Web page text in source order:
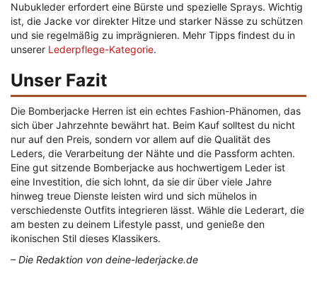
Nubukleder erfordert eine Bürste und spezielle Sprays. Wichtig
ist, die Jacke vor direkter Hitze und starker Nässe zu schützen
und sie regelmäßig zu imprägnieren. Mehr Tipps findest du in
unserer Lederpflege-Kategorie.
Unser Fazit
Die Bomberjacke Herren ist ein echtes Fashion-Phänomen, das
sich über Jahrzehnte bewährt hat. Beim Kauf solltest du nicht
nur auf den Preis, sondern vor allem auf die Qualität des
Leders, die Verarbeitung der Nähte und die Passform achten.
Eine gut sitzende Bomberjacke aus hochwertigem Leder ist
eine Investition, die sich lohnt, da sie dir über viele Jahre
hinweg treue Dienste leisten wird und sich mühelos in
verschiedenste Outfits integrieren lässt. Wähle die Lederart, die
am besten zu deinem Lifestyle passt, und genieße den
ikonischen Stil dieses Klassikers.
– Die Redaktion von deine-lederjacke.de